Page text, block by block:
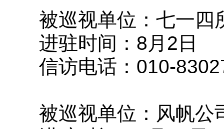
被巡视单位：七一四
进驻时间：8月2日
信访电话：010-
被巡视单位：风帆公